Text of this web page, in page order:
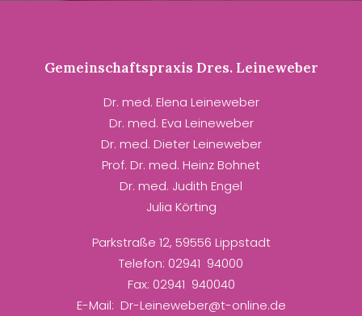
Gemeinschaftspraxis Dres. Leineweber
Dr. med. Elena Leineweber
Dr. med. Eva Leineweber
Dr. med. Dieter Leineweber
Prof. Dr. med. Heinz Bohnet
Dr. med. Judith Engel
Julia Körting
Parkstraße 12, 59556 Lippstadt
Telefon: 02941 94000
Fax: 02941 940040
E-Mail: Dr-Leineweber@t-online.de